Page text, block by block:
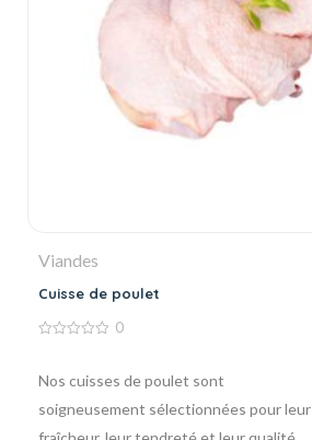
Viandes
Cuisse de poulet
5
0
Nos cuisses de poulet sont
soigneusement sélectionnées pour leur